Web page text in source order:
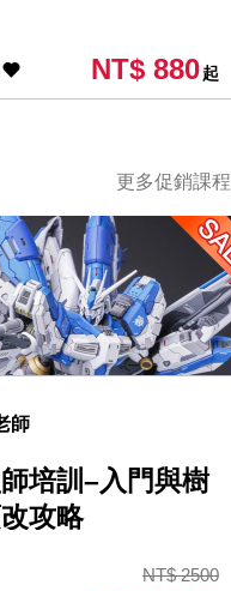
NT$ 880起
更多促銷課程
師
培訓–入門與樹
攻略
NT$ 2500